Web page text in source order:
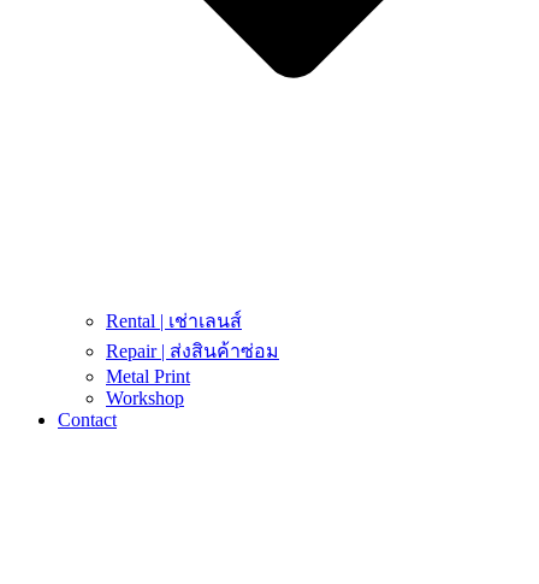
Rental | เช่าเลนส์
Repair | ส่งสินค้าซ่อม
Metal Print
Workshop
Contact